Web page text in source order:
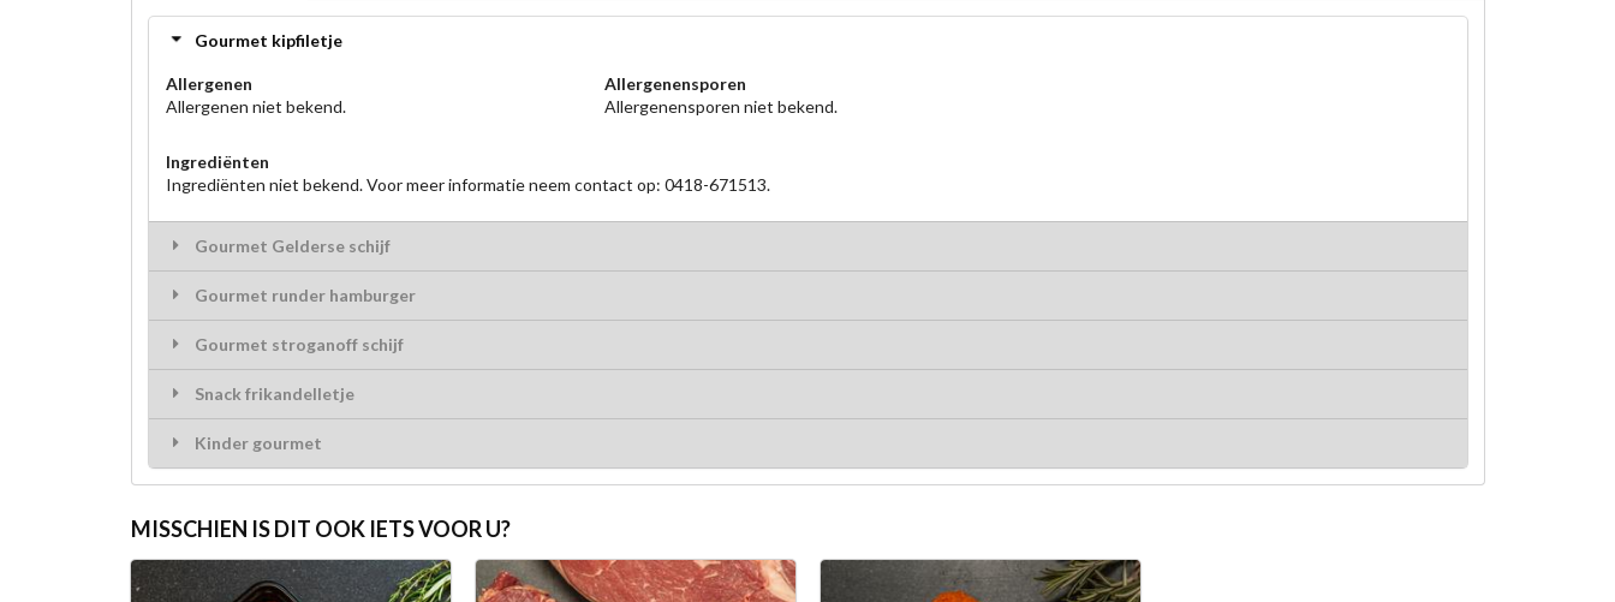
Gourmet kipfiletje
Allergenen
Allergenen niet bekend.
Allergenensporen
Allergenensporen niet bekend.
Ingrediënten
Ingrediënten niet bekend. Voor meer informatie neem contact op: 0418-671513.
Gourmet Gelderse schijf
Gourmet runder hamburger
Gourmet stroganoff schijf
Snack frikandelletje
Kinder gourmet
MISSCHIEN IS DIT OOK IETS VOOR U?